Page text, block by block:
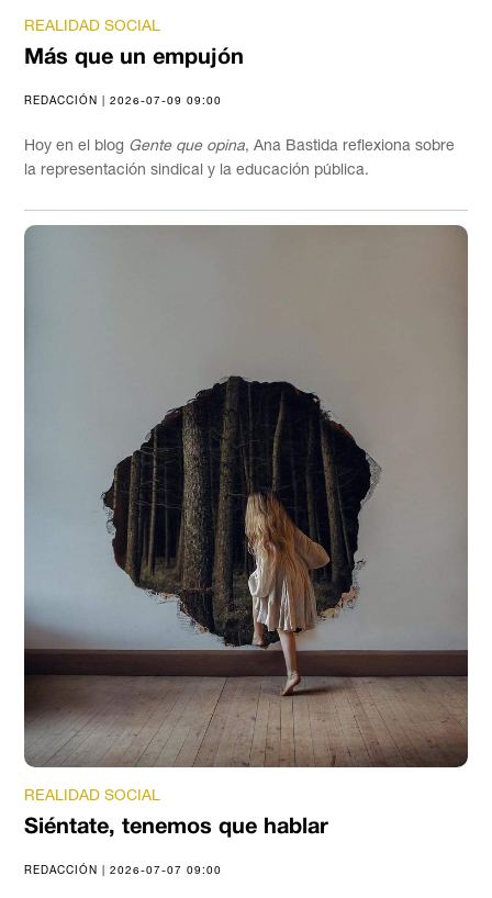
REALIDAD SOCIAL
Más que un empujón
REDACCIÓN | 2026-07-09 09:00
Hoy en el blog Gente que opina, Ana Bastida reflexiona sobre
la representación sindical y la educación pública.
REALIDAD SOCIAL
Siéntate, tenemos que hablar
REDACCIÓN | 2026-07-07 09:00